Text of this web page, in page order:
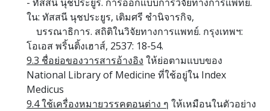
ใน: ทัสสนี นุชประยูร, เติมศรี ชำนิจารกิจ,
บรรณาธิการ. สถิติในวิจัยทางการแพทย์. กรุงเทพฯ:
โอเอส พริ้นติ้งเฮาส์, 2537: 18-54.
9.3 ชื่อย่อของวารสารอ้างอิง ให้ย่อตามแบบของ
National Library of Medicine ที่ใช้อยู่ใน Index
Medicus
9.4 ใช้เครื่องหมายวรรคตอนต่าง ๆ ให้เหมือนในตัวอย่าง